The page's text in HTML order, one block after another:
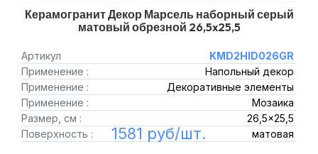
Керамогранит Декор Марсель наборный серый
матовый обрезной 26,5x25,5
Артикул
KMD2HID026GR
Применение :
Напольный декор
Применение :
Декоративные элементы
Применение :
Мозаика
Размер, см :
26,5x25,5
Поверхность :
матовая
1581 руб/шт.